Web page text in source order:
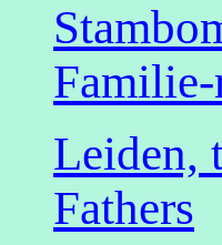
Leiden,
Fathers